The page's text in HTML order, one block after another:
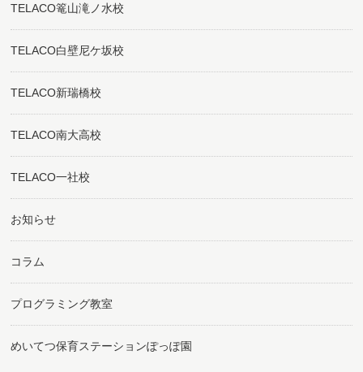
TELACO篭山滝ノ水校
TELACO白壁尼ケ坂校
TELACO新瑞橋校
TELACO南大高校
TELACO一社校
お知らせ
コラム
プログラミング教室
めいてつ保育ステーションぽっぽ園